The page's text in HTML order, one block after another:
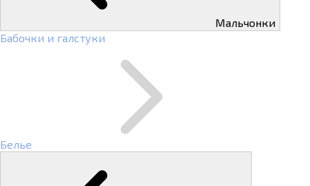
Мальчонки
Бабочки и галстуки
Белье